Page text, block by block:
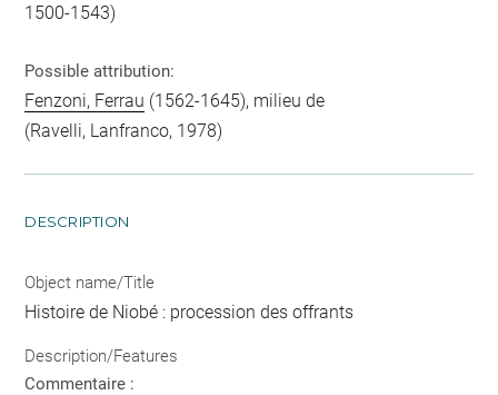
1500-1543)
Possible attribution:
Fenzoni, Ferrau (1562-1645), milieu de
(Ravelli, Lanfranco, 1978)
DESCRIPTION
Object name/Title
Histoire de Niobé : procession des offrants
Description/Features
Commentaire :